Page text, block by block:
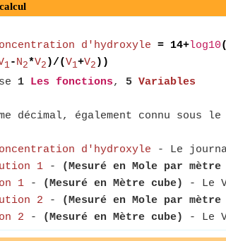
d'hydroxyle = 14+log10
1-N2*V2 )/(V1+V2 ))
1 Les fonctions, 5 Variables
décimal, également connu sous
d'hydroxyle - Le
1 - (Mesuré en Mole par mètre
1 - (Mesuré en Mètre cube)
- Le
2 - (Mesuré en Mole par mètre
2 - (Mesuré en Mètre cube) - Le